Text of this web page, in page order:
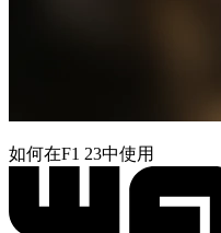
如何在F1 23中使用